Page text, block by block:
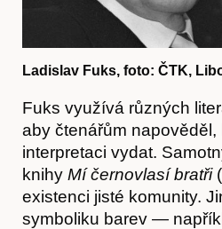
Ladislav Fuks, foto: ČTK,
Fuks využívá různých
aby čtenářům napověděl,
interpretaci vydat.
knihy Mí černovlasí bratři
existenci jisté komunity.
symboliku barev —